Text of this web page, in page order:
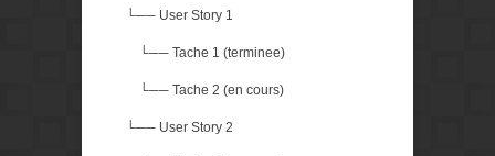
└── User Story 1
└── Tache 1 (terminee)
└── Tache 2 (en cours)
└── User Story 2